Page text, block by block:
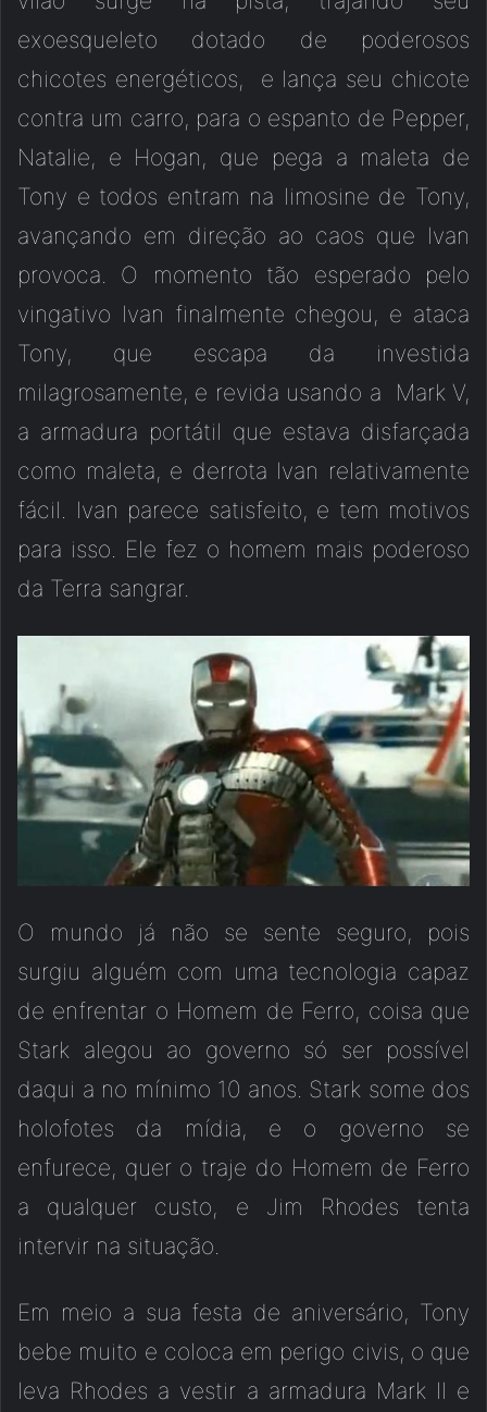
exoesqueleto dotado de poderosos
chicotes energéticos, e lança seu chicote
contra um carro, para o espanto de Pepper,
Natalie, e Hogan, que pega a maleta de
Tony e todos entram na limosine de Tony,
avançando em direção ao caos que Ivan
provoca. O momento tão esperado pelo
vingativo Ivan finalmente chegou, e ataca
Tony, que escapa da investida
milagrosamente, e revida usando a Mark V,
a armadura portátil que estava disfarçada
como maleta, e derrota Ivan relativamente
fácil. Ivan parece satisfeito, e tem motivos
para isso. Ele fez o homem mais poderoso
da Terra sangrar.
O mundo já não se sente seguro, pois
surgiu alguém com uma tecnologia capaz
de enfrentar o Homem de Ferro, coisa que
Stark alegou ao governo só ser possível
daqui a no mínimo 10 anos. Stark some dos
holofotes da mídia, e o governo se
enfurece, quer o traje do Homem de Ferro
a qualquer custo, e Jim Rhodes tenta
intervir na situação.
Em meio a sua festa de aniversário, Tony
bebe muito e coloca em perigo civis, o que
leva Rhodes a vestir a armadura Mark II e